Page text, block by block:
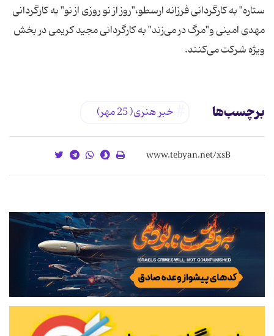
ستاره" به كارگردانی فرزانه ارسطو،"روز از نو روزی از نو" به كارگردانی
مهدی امینی و"مرگ در می‌زند" به كارگردانی مجید كریمی در بخش
ویژه شركت می‌كنند.
برچسب‌ها خبر هنری( 25 مهر)